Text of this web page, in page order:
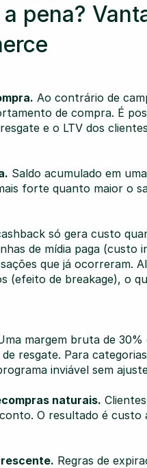
pena?
Ao contrário de
de compra. É
e o LTV dos
Saldo acumulado em
forte quanto maior o
só gera custo
de mídia paga (custo
que já ocorreram.
(efeito de breakage), o
margem bruta de
resgate. Para
inviável sem
naturais.
O resultado é custo
Regras de